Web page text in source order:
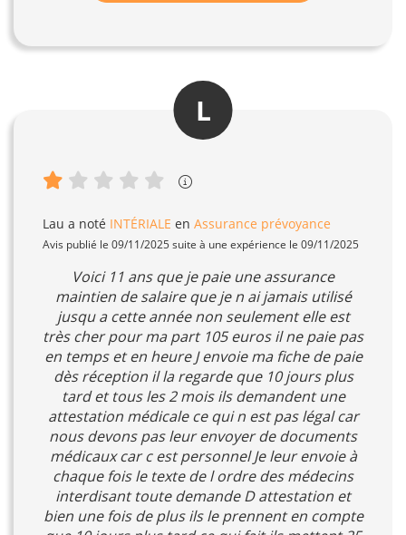
L
Lau a noté INTÉRIALE en Assurance prévoyance
Avis publié le 09/11/2025 suite à une expérience le 09/11/2025
Voici 11 ans que je paie une assurance
maintien de salaire que je n ai jamais utilisé
jusqu a cette année non seulement elle est
très cher pour ma part 105 euros il ne paie pas
en temps et en heure J envoie ma fiche de paie
dès réception il la regarde que 10 jours plus
tard et tous les 2 mois ils demandent une
attestation médicale ce qui n est pas légal car
nous devons pas leur envoyer de documents
médicaux car c est personnel Je leur envoie à
chaque fois le texte de l ordre des médecins
interdisant toute demande D attestation et
bien une fois de plus ils le prennent en compte